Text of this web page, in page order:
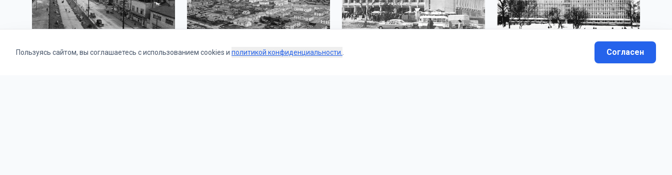
Пользуясь сайтом, вы соглашаетесь с использованием cookies и политикой конфиденциальности. Согласен